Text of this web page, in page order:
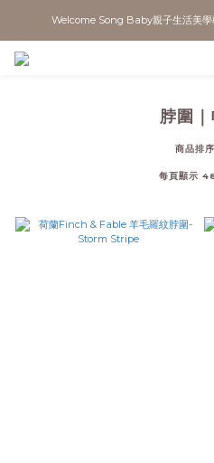
Welcome Song Baby親子生活美學
脖圍
商品排序
每頁顯示